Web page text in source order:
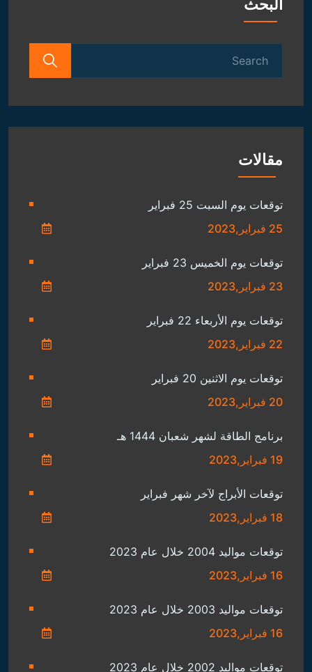
البحث
مقالات
توقعات يوم السبت 25 فبراير
25 فبراير,2023
توقعات يوم الخميس 23 فبراير
23 فبراير,2023
توقعات يوم الأربعاء 22 فبراير
22 فبراير,2023
توقعات يوم الاثنين 20 فبراير
20 فبراير,2023
برنامج الطاقة لشهر شعبان 1444 هـ
19 فبراير,2023
توقعات الأبراج لآخر شهر فبراير
18 فبراير,2023
توقعات مواليد 2004 خلال عام 2023
16 فبراير,2023
توقعات مواليد 2003 خلال عام 2023
16 فبراير,2023
توقعات مواليد 2002 خلال عام 2023